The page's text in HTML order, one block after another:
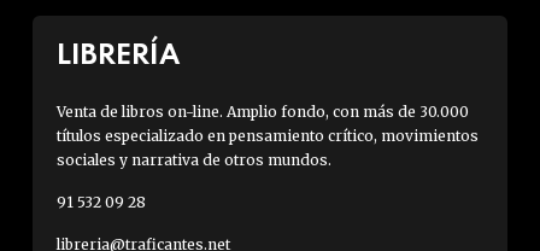
LIBRERÍA
Venta de libros on-line. Amplio fondo, con más de 30.000
títulos especializado en pensamiento crítico, movimientos
sociales y narrativa de otros mundos.
91 532 09 28
libreria@traficantes.net